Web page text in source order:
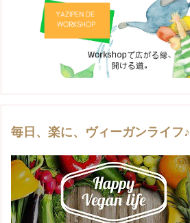
毎日、楽に、ヴィーガンライフ♪